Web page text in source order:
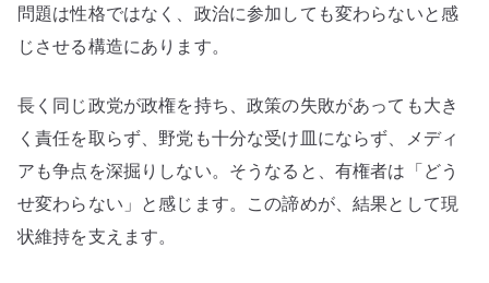
問題は性格ではなく、政治に参加しても変わらないと感
じさせる構造にあります。
長く同じ政党が政権を持ち、政策の失敗があっても大き
く責任を取らず、野党も十分な受け皿にならず、メディ
アも争点を深掘りしない。そうなると、有権者は「どう
せ変わらない」と感じます。この諦めが、結果として現
状維持を支えます。